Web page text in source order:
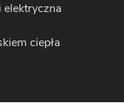
elektryczna
ciepła